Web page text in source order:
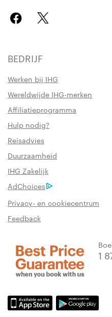
BEDRIJF
Werken bij IHG
Wereldwijde IHG-merken
Affiliatieprogramma
Hulp nodig?
Reisadvies
Duurzaamheid
IHG Zakelijk
AdChoices
Privacy- en cookiecentrum
Feedback
1